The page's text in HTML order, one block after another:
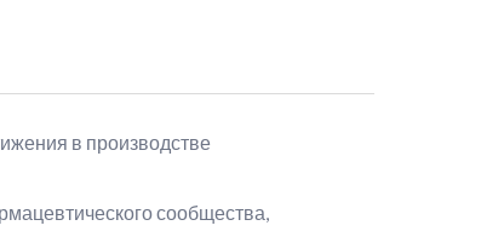
в производстве
сообщества,